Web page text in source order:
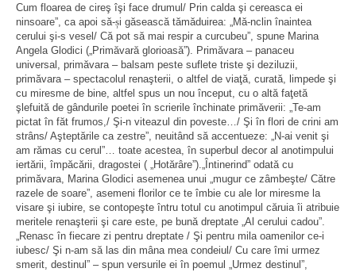
Cum floarea de cireş îşi face drumul/ Prin calda şi cereasca ei
ninsoare”, ca apoi să-și găsească tămăduirea: „Mă-nclin înaintea
cerului şi-s vesel/ Că pot să mai respir a curcubeu”, spune Marina
Angela Glodici („Primăvară glorioasă”). Primăvara – panaceu
universal, primăvara – balsam peste suflete triste şi deziluzii,
primăvara – spectacolul renaşterii, o altfel de viaţă, curată, limpede şi
cu miresme de bine, altfel spus un nou început, cu o altă faţetă
şlefuită de gândurile poetei în scrierile închinate primăverii: „Te-am
pictat în făt frumos,/ Şi-n viteazul din poveste…/ Şi în flori de crini am
strâns/ Aşteptările ca zestre”, neuitând să accentueze: „N-ai venit şi
am rămas cu cerul”… toate acestea, în superbul decor al anotimpului
iertării, împăcării, dragostei ( „Hotărâre”).„Întinerind” odată cu
primăvara, Marina Glodici asemenea unui „mugur ce zâmbeşte/ Către
razele de soare”, asemeni florilor ce te îmbie cu ale lor miresme la
visare şi iubire, se contopeşte întru totul cu anotimpul căruia îi atribuie
meritele renaşterii şi care este, pe bună dreptate „Al cerului cadou”.
„Renasc în fiecare zi pentru dreptate / Şi pentru mila oamenilor ce-i
iubesc/ Şi n-am să las din mâna mea condeiul/ Cu care îmi urmez
smerit, destinul” – spun versurile ei în poemul „Urmez destinul”,